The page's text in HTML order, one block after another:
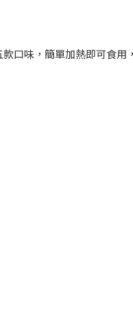
口味，簡單加熱即可食用，